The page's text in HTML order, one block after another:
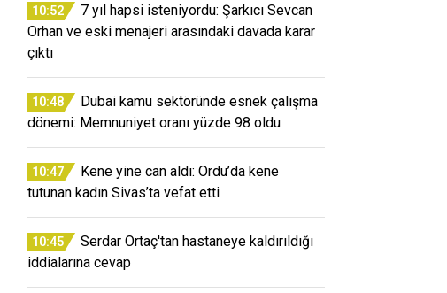
10:52
7 yıl hapsi isteniyordu: Şarkıcı Sevcan
Orhan ve eski menajeri arasındaki davada karar
çıktı
10:48
Dubai kamu sektöründe esnek çalışma
dönemi: Memnuniyet oranı yüzde 98 oldu
10:47
Kene yine can aldı: Ordu’da kene
tutunan kadın Sivas’ta vefat etti
10:45
Serdar Ortaç'tan hastaneye kaldırıldığı
iddialarına cevap